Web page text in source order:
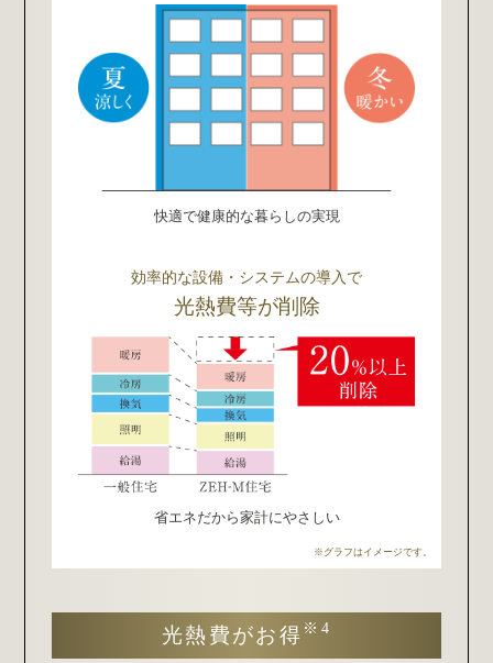
快適で健康的な暮らしの実現
効率的な設備・システムの導入で
光熱費等が削除
省エネだから家計にやさしい
※グラフはイメージです。
光熱費がお得 ※4